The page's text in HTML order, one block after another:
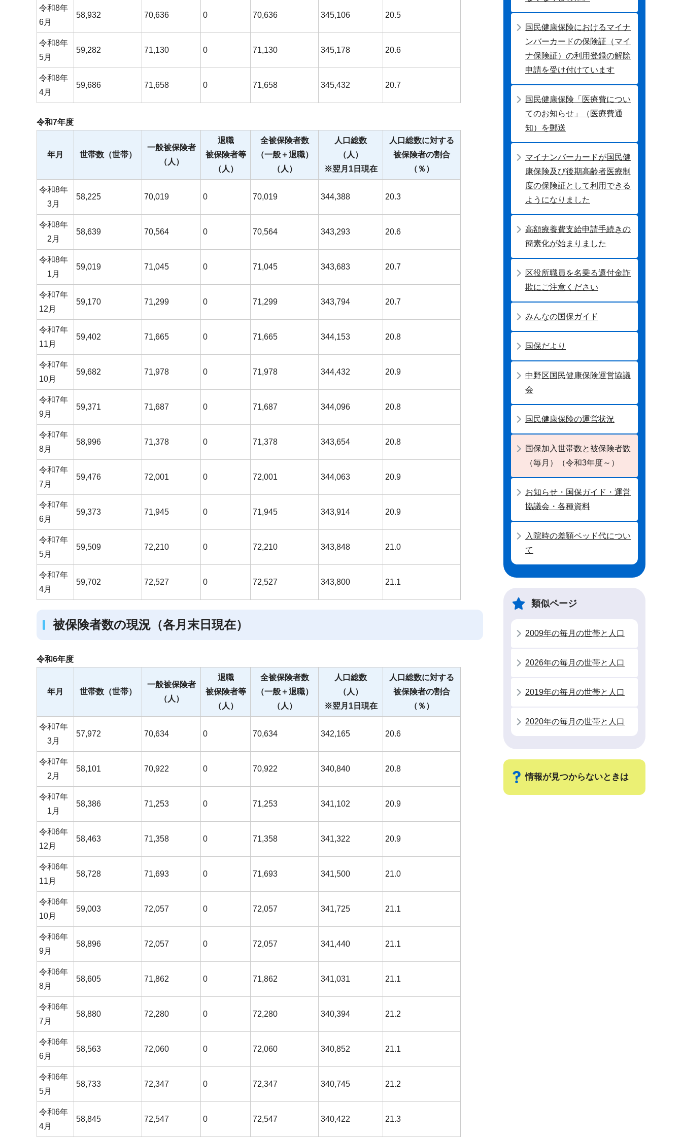
令和8年
6月
58,932 70,636 0 70,636 345,106 20.5
令和8年
5月
59,282 71,130 0 71,130 345,178 20.6
令和8年
4月
59,686 71,658 0 71,658 345,432 20.7
令和7年度
年月 世帯数（世帯）
一般被保険者
（人）
退職
被保険者等
（人）
全被保険者数
（一般＋退職）
（人）
人口総数
（人）
※翌月1日現在
人口総数に対する
被保険者の割合
（％）
令和8年
3月
58,225 70,019 0 70,019 344,388 20.3
令和8年
2月
58,639 70,564 0 70,564 343,293 20.6
令和8年
1月
59,019 71,045 0 71,045 343,683 20.7
令和7年
12月
59,170 71,299 0 71,299 343,794 20.7
令和7年
11月
59,402 71,665 0 71,665 344,153 20.8
令和7年
10月
59,682 71,978 0 71,978 344,432 20.9
令和7年
9月
59,371 71,687 0 71,687 344,096 20.8
令和7年
8月
58,996 71,378 0 71,378 343,654 20.8
令和7年
7月
59,476 72,001 0 72,001 344,063 20.9
令和7年
6月
59,373 71,945 0 71,945 343,914 20.9
令和7年
5月
59,509 72,210 0 72,210 343,848 21.0
令和7年
4月
59,702 72,527 0 72,527 343,800 21.1
被保険者数の現況（各月末日現在）
令和6年度
年月 世帯数（世帯）
一般被保険者
（人）
退職
被保険者等
（人）
全被保険者数
（一般＋退職）
（人）
人口総数
（人）
※翌月1日現在
人口総数に対する
被保険者の割合
（％）
令和7年
3月
57,972 70,634 0 70,634 342,165 20.6
令和7年
2月
58,101 70,922 0 70,922 340,840 20.8
令和7年
1月
58,386 71,253 0 71,253 341,102 20.9
令和6年
12月
58,463 71,358 0 71,358 341,322 20.9
令和6年
11月
58,728 71,693 0 71,693 341,500 21.0
令和6年
10月
59,003 72,057 0 72,057 341,725 21.1
令和6年
9月
58,896 72,057 0 72,057 341,440 21.1
令和6年
8月
58,605 71,862 0 71,862 341,031 21.1
令和6年
7月
58,880 72,280 0 72,280 340,394 21.2
令和6年
6月
58,563 72,060 0 72,060 340,852 21.1
令和6年
5月
58,733 72,347 0 72,347 340,745 21.2
令和6年
4月
58,845 72,547 0 72,547 340,422 21.3
国民健康保険におけるマイナ
ンバーカードの保険証（マイ
ナ保険証）の利用登録の解除
申請を受け付けています
国民健康保険「医療費につい
てのお知らせ」（医療費通
知）を郵送
マイナンバーカードが国民健
康保険及び後期高齢者医療制
度の保険証として利用できる
ようになりました
高額療養費支給申請手続きの
簡素化が始まりました
区役所職員を名乗る還付金詐
欺にご注意ください
みんなの国保ガイド
国保だより
中野区国民健康保険運営協議
会
国民健康保険の運営状況
国保加入世帯数と被保険者数
（毎月）（令和3年度～）
お知らせ・国保ガイド・運営
協議会・各種資料
入院時の差額ベッド代につい
て
類似ページ
2009年の毎月の世帯と人口
2026年の毎月の世帯と人口
2019年の毎月の世帯と人口
2020年の毎月の世帯と人口
情報が見つからないときは